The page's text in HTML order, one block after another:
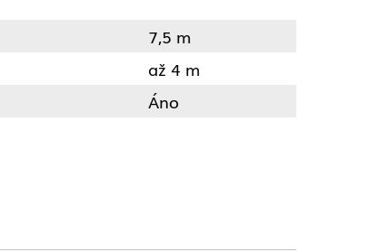
7,5 m
až 4 m
Áno